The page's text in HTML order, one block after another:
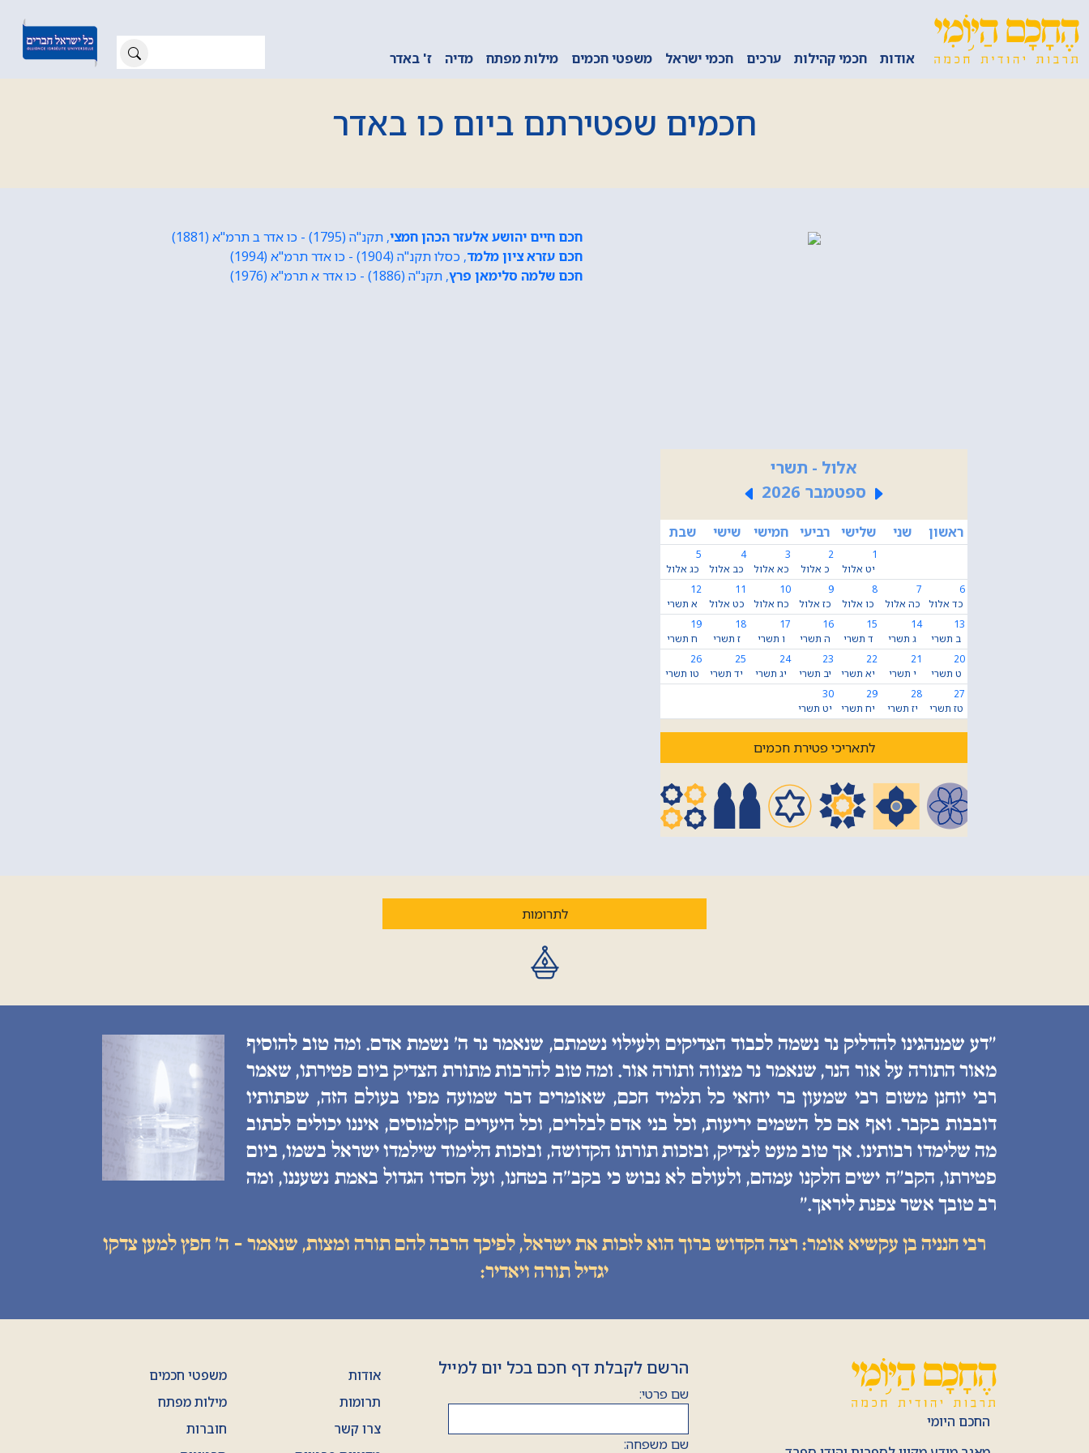
אודות חכמי קהילות ערכים חכמי ישראל משפטי חכמים מילות מפתח מדיה ז' באדר
חכמים שפטירתם ביום כו באדר
חכם חיים יהושע אלעזר הכהן חמצי, תקנ"ה (1795) - כו אדר ב תרמ"א (1881)
חכם עזרא ציון מלמד, כסלו תקנ"ה (1904) - כו אדר תרמ"א (1994)
חכם שלמה סלימאן פרץ, תקנ"ה (1886) - כו אדר א תרמ"א (1976)
אלול - תשרי
ספטמבר 2026
ראשון שני שלישי רביעי חמישי שישי שבת
1
יט אלול
2
כ אלול
3
כא אלול
4
כב אלול
5
כג אלול
6
כד אלול
7
כה אלול
8
כו אלול
9
כז אלול
10
כח אלול
11
כט אלול
12
א תשרי
13
ב תשרי
14
ג תשרי
15
ד תשרי
16
ה תשרי
17
ו תשרי
18
ז תשרי
19
ח תשרי
20
ט תשרי
21
י תשרי
22
יא תשרי
23
יב תשרי
24
יג תשרי
25
יד תשרי
26
טו תשרי
27
טז תשרי
28
יז תשרי
29
יח תשרי
30
יט תשרי
לתאריכי פטירת חכמים
לתרומות
״דע שמנהגינו להדליק נר נשמה לכבוד הצדיקים ולעילוי נשמתם, שנאמר נר ה׳ נשמת אדם. ומה טוב להוסיף
מאור התורה על אור הנר, שנאמר נר מצווה ותורה אור. ומה טוב להרבות מתורת הצדיק ביום פטירתו, שאמר
רבי יוחנן משום רבי שמעון בר יוחאי כל תלמיד חכם, שאומרים דבר שמועה מפיו בעולם הזה, שפתותיו
דובבות בקבר. ואף אם כל השמים יריעות, וכל בני אדם לבלרים, וכל היערים קולמוסים, איננו יכולים לכתוב
מה שלימדו רבותינו. אך טוב מעט לצדיק, ובזכות תורתו הקדושה, ובזכות הלימוד שילמדו ישראל בשמו, ביום
פטירתו, הקב״ה ישים חלקנו עמהם, ולעולם לא נבוש כי בקב״ה בטחנו, ועל חסדו הגדול באמת נשעננו, ומה
רב טובך אשר צפנת ליראך.״
רבי חנניה בן עקשיא אומר: רצה הקדוש ברוך הוא לזכות את ישראל, לפיכך הרבה להם תורה ומצות, שנאמר - ה׳ חפץ למען צדקו
יגדיל תורה ויאדיר:
החכם היומי
הרשם לקבלת דף חכם בכל יום למייל
שם פרטי:
שם משפחה:
אודות
תרומות
צרו קשר
משפטי חכמים
מילות מפתח
חוברות